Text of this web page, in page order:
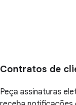
Contratos de
Peça assinaturas